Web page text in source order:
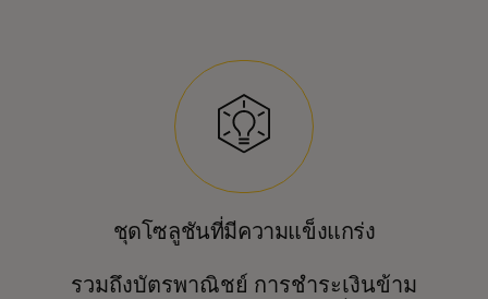
ชุดโซลูชันที่มีความแข็งแกร่ง
รวมถึงบัตรพาณิชย์ การชำระเงินข้าม